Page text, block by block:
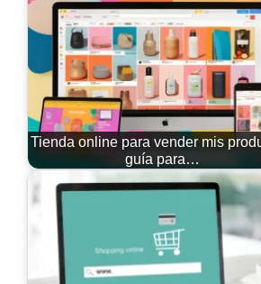
Tienda online para vender mis
guía para…